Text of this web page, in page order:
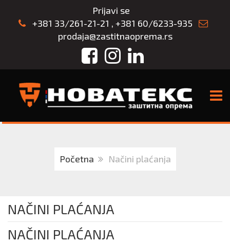
Prijavi se
+381 33/261-21-21 , +381 60/6233-935
prodaja@zastitnaoprema.rs
FacebookInstagram
LinkedIn
Početna Načini plaćanja
NAČINI PLAĆANJA
NAČINI PLAĆANJA